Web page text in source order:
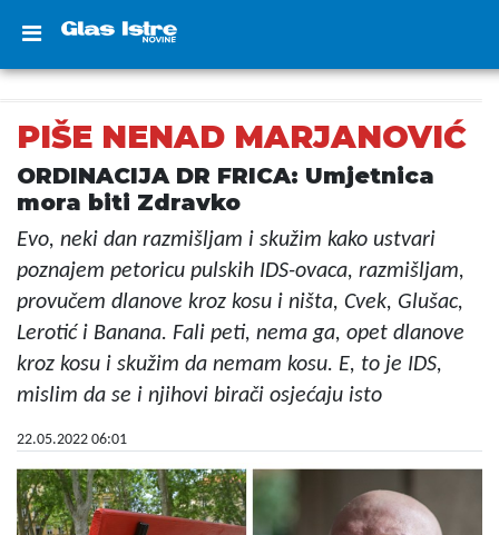
PIŠE NENAD MARJANOVIĆ
ORDINACIJA DR FRICA: Umjetnica
mora biti Zdravko
Evo, neki dan razmišljam i skužim kako ustvari
poznajem petoricu pulskih IDS-ovaca, razmišljam,
provučem dlanove kroz kosu i ništa, Cvek, Glušac,
Lerotić i Banana. Fali peti, nema ga, opet dlanove
kroz kosu i skužim da nemam kosu. E, to je IDS,
mislim da se i njihovi birači osjećaju isto
22.05.2022 06:01